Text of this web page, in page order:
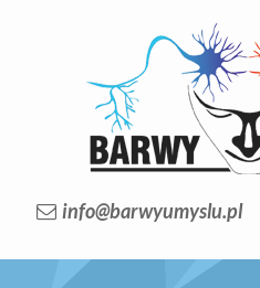
info@barwyumyslu.pl